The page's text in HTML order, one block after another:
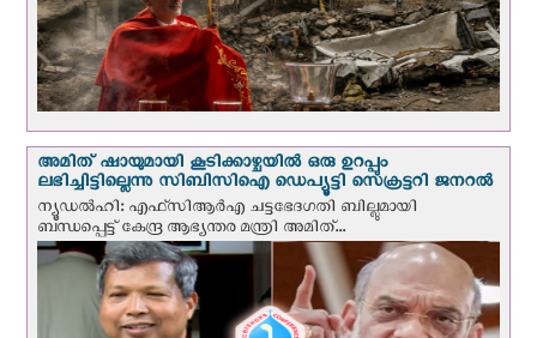
അമിത് ഷായുമായി കൂടിക്കാഴ്ചയില്‍ ഒരു ഉറപ്പും
ലഭിച്ചിട്ടില്ലെന്നു സിബിസിഐ ഡെപ്യൂട്ടി സെക്രട്ടറി ജനറല്‍
ന്യൂഡല്‍ഹി: എഫ്‌സിആര്‍എ ചട്ടഭേദഗതി ബില്ലുമായി
ബന്ധപ്പെട്ട് കേന്ദ്ര ആഭ്യന്തര മന്ത്രി അമിത്...